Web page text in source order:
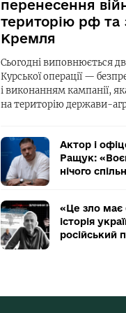
перенесення
територію рф та
Кремля
Сьогодні виповнюється
Курської операції —
і виконанням кампанії,
на територію держави-
Актор і
Ращук:
нічого
«Це зло
історія
російський